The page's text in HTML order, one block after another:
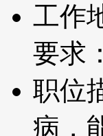
工作
要求
职位
病，